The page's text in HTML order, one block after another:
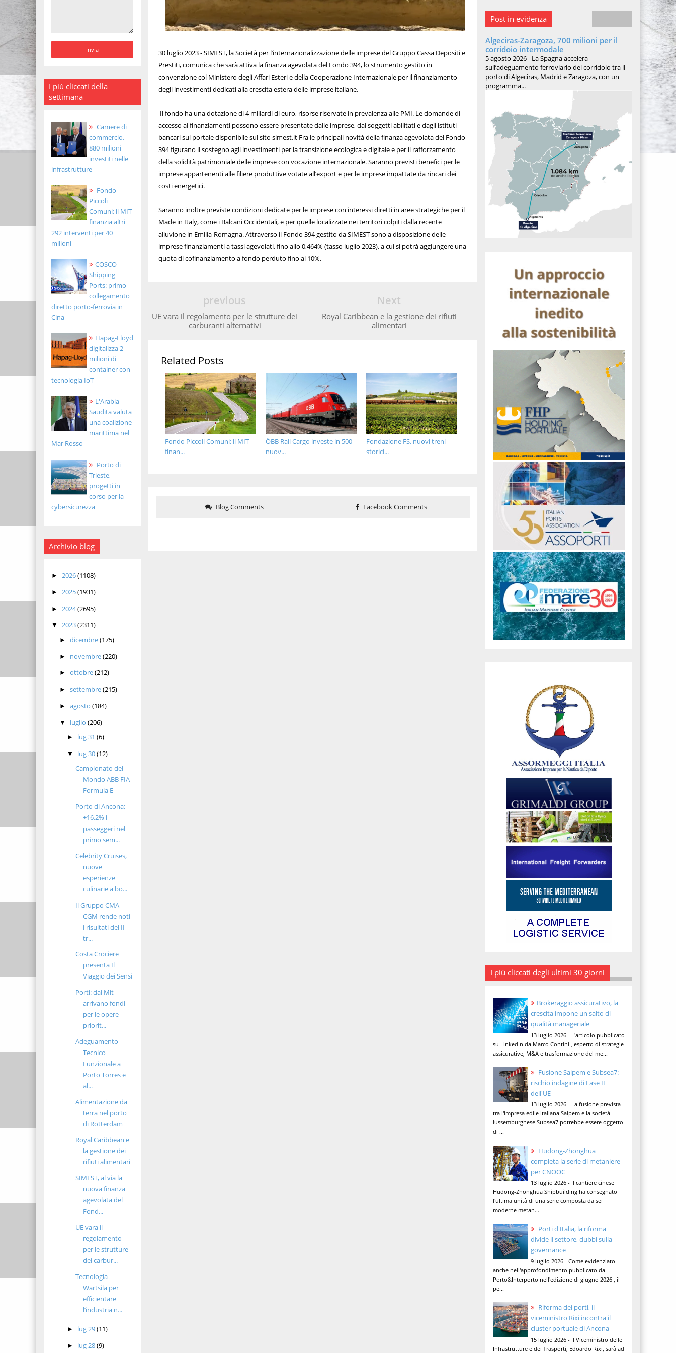
I più cliccati della
settimana
Camere di
commercio,
880 milioni
investiti nelle
infrastrutture
Fondo
Piccoli
Comuni: il MIT
finanzia altri
292 interventi per 40
milioni
COSCO
Shipping
Ports: primo
collegamento
diretto porto-ferrovia in
Cina
Hapag-Lloyd
digitalizza 2
milioni di
container con
tecnologia IoT
L'Arabia
Saudita valuta
una coalizione
marittima nel
Mar Rosso
Porto di
Trieste,
progetti in
corso per la
cybersicurezza
Archivio blog
► 2026(1108)
► 2025(1931)
► 2024(2695)
▼ 2023(2311)
► dicembre(175)
► novembre(220)
► ottobre(212)
► settembre(215)
► agosto (184)
▼ luglio (206)
► lug 31(6)
▼ lug 30(12)
Campionato del
Mondo ABB FIA
Formula E
Porto di Ancona:
+16,2% i
passeggeri nel
primo sem...
Celebrity Cruises,
nuove
esperienze
culinarie a bo...
Il Gruppo CMA
CGM rende noti
i risultati del II
tr...
Costa Crociere
presenta Il
Viaggio dei Sensi
Porti: dal Mit
arrivano fondi
per le opere
priorit...
Adeguamento
Tecnico
Funzionale a
Porto Torres e
al...
Alimentazione da
terra nel porto
di Rotterdam
Royal Caribbean e
la gestione dei
rifiuti alimentari
SIMEST, al via la
nuova finanza
agevolata del
Fond...
UE vara il
regolamento
per le strutture
dei carbur...
Tecnologia
Wartsila per
efficientare
l’industria n...
► lug 29(11)
► lug 28(9)
30 luglio 2023 - SIMEST, la Società per l’internazionalizzazione delle imprese del Gruppo Cassa Depositi e
Prestiti, comunica che sarà attiva la finanza agevolata del Fondo 394, lo strumento gestito in
convenzione col Ministero degli Affari Esteri e della Cooperazione Internazionale per il finanziamento
degli investimenti dedicati alla crescita estera delle imprese italiane.
Il fondo ha una dotazione di 4 miliardi di euro, risorse riservate in prevalenza alle PMI. Le domande di
accesso ai finanziamenti possono essere presentate dalle imprese, dai soggetti abilitati e dagli istituti
bancari sul portale disponibile sul sito simest.it Fra le principali novità della finanza agevolata del Fondo
394 figurano il sostegno agli investimenti per la transizione ecologica e digitale e per il rafforzamento
della solidità patrimoniale delle imprese con vocazione internazionale. Saranno previsti benefici per le
imprese appartenenti alle filiere produttive votate all’export e per le imprese impattate da rincari dei
costi energetici.
Saranno inoltre previste condizioni dedicate per le imprese con interessi diretti in aree strategiche per il
Made in Italy, come i Balcani Occidentali, e per quelle localizzate nei territori colpiti dalla recente
alluvione in Emilia-Romagna. Attraverso il Fondo 394 gestito da SIMEST sono a disposizione delle
imprese finanziamenti a tassi agevolati, fino allo 0,464% (tasso luglio 2023), a cui si potrà aggiungere una
quota di cofinanziamento a fondo perduto fino al 10%.
Next
Royal Caribbean e la gestione dei rifiuti
alimentari
previous
UE vara il regolamento per le strutture dei
carburanti alternativi
Related Posts
Fondazione FS, nuovi treni
storici...
ÖBB Rail Cargo investe in 500
nuov...
Fondo Piccoli Comuni: il MIT
finan...
Blog Comments Facebook Comments
Post in evidenza
Algeciras-Zaragoza, 700 milioni per il
corridoio intermodale
5 agosto 2026 - La Spagna accelera
sull’adeguamento ferroviario del corridoio tra il
porto di Algeciras, Madrid e Zaragoza, con un
programma...
I più cliccati degli ultimi 30 giorni
Brokeraggio assicurativo, la
crescita impone un salto di
qualità manageriale
13 luglio 2026 - L'articolo pubblicato
su LinkedIn da Marco Contini , esperto di strategie
assicurative, M&A e trasformazione del me...
Fusione Saipem e Subsea7:
rischio indagine di Fase II
dell'UE
13 luglio 2026 - La fusione prevista
tra l'impresa edile italiana Saipem e la società
lussemburghese Subsea7 potrebbe essere oggetto
di ...
Hudong-Zhonghua
completa la serie di metaniere
per CNOOC
13 luglio 2026 - Il cantiere cinese
Hudong-Zhonghua Shipbuilding ha consegnato
l'ultima unità di una serie composta da sei
moderne metan...
Porti d'Italia, la riforma
divide il settore, dubbi sulla
governance
9 luglio 2026 - Come evidenziato
anche nell'approfondimento pubblicato da
Porto&Interporto nell'edizione di giugno 2026 , il
pe...
Riforma dei porti, il
viceministro Rixi incontra il
cluster portuale di Ancona
15 luglio 2026 - Il Viceministro delle
Infrastrutture e dei Trasporti, Edoardo Rixi, sarà ad